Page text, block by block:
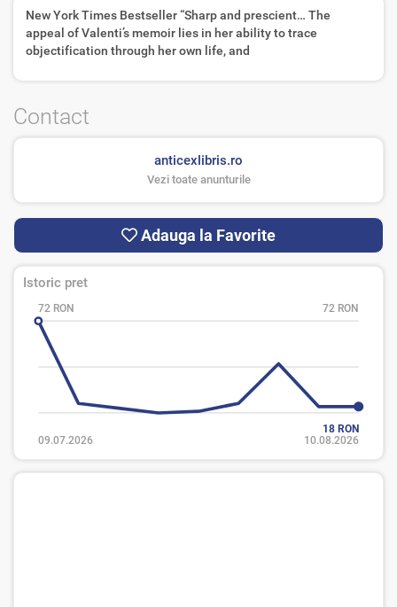
New York Times Bestseller “Sharp and prescient… The
appeal of Valenti’s memoir lies in her ability to trace
objectification through her own life, and
Contact
anticexlibris.ro
Vezi toate anunturile
Adauga la Favorite
Istoric pret
72 RON 72 RON
18 RON
09.07.2026
10.08.2026